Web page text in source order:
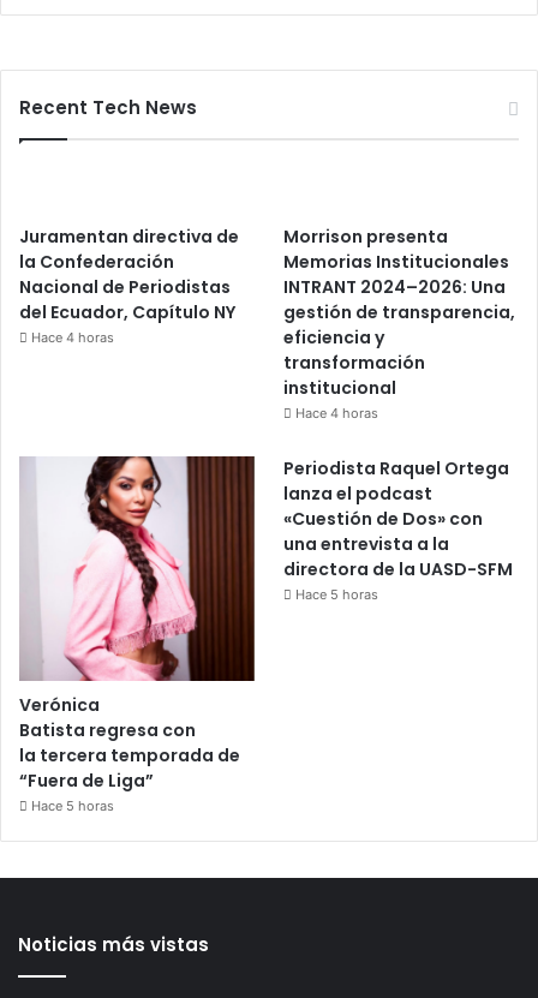
Recent Tech News
Juramentan directiva de
la Confederación
Nacional de Periodistas
del Ecuador, Capítulo NY
Hace 4 horas
Morrison presenta
Memorias Institucionales
INTRANT 2024–2026: Una
gestión de transparencia,
eficiencia y
transformación
institucional
Hace 4 horas
Verónica
Batista regresa con
la tercera temporada de
“Fuera de Liga”
Hace 5 horas
Periodista Raquel Ortega
lanza el podcast
«Cuestión de Dos» con
una entrevista a la
directora de la UASD-SFM
Hace 5 horas
Noticias más vistas